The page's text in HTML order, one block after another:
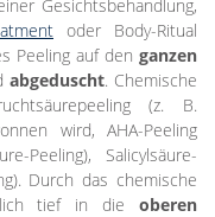
Gesichtsbehandlung,
oder Body-Ritual
Peeling auf den ganzen
abgeduscht. Chemische
(z. B.
wird, AHA-Peeling
Peeling), Salicylsäure-
Durch das chemische
tief in dieoberen